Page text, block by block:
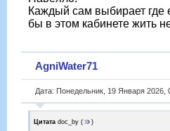
Каждый сам выбирает где
бы в этом кабинете жить
AgniWater71
Дата: Понедельник, 19 Января
Цитата doc_by ( )